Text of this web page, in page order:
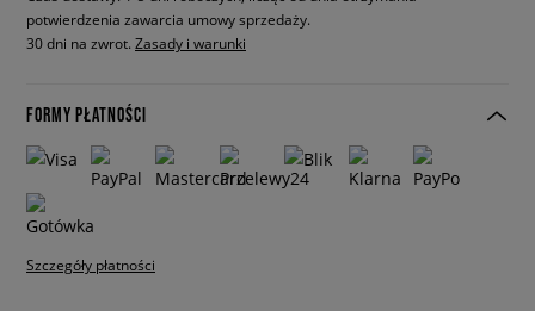
potwierdzenia zawarcia umowy sprzedaży.
30 dni na zwrot. Zasady i warunki
FORMY PŁATNOŚCI
Szczegóły płatności